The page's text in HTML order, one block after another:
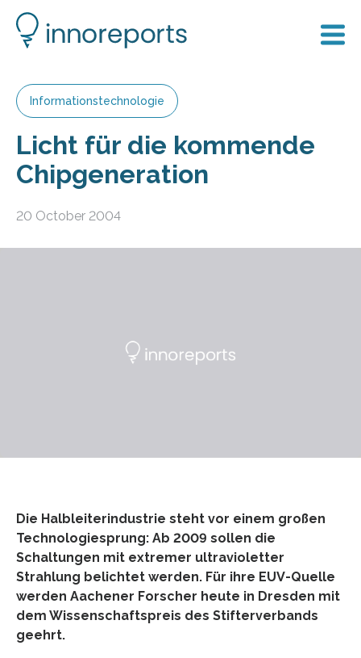
Informationstechnologie
Licht für die kommende
Chipgeneration
20 October 2004
Die Halbleiterindustrie steht vor einem großen
Technologiesprung: Ab 2009 sollen die
Schaltungen mit extremer ultravioletter
Strahlung belichtet werden. Für ihre EUV-Quelle
werden Aachener Forscher heute in Dresden mit
dem Wissenschaftspreis des Stifterverbands
geehrt.